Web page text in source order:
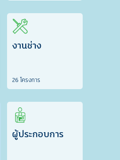
งานช่าง
26 โครงการ
ผู้ประกอบการ